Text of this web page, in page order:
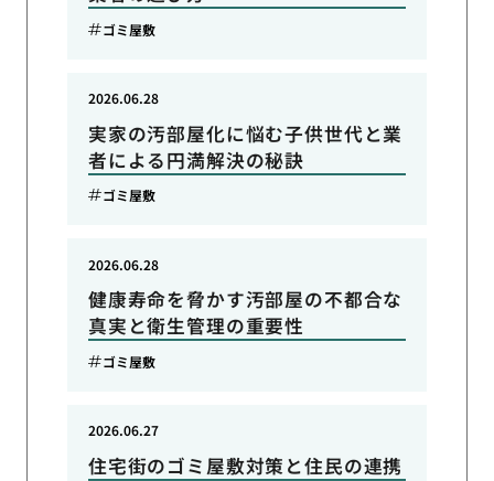
ゴミ屋敷
実家の汚部屋化に悩む子供世代と業
者による円満解決の秘訣
2026.06.28
ゴミ屋敷
健康寿命を脅かす汚部屋の不都合な
真実と衛生管理の重要性
2026.06.28
ゴミ屋敷
住宅街のゴミ屋敷対策と住民の連携
2026.06.27